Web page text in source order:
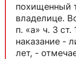
похищенный
владелице.
п. «а» ч. 3
наказание -
лет, -